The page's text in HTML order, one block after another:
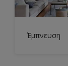
Έμπνευση